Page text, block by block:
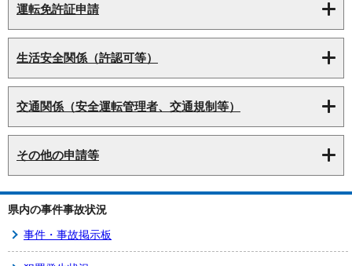
運転免許証申請
生活安全関係（許認可等）
交通関係（安全運転管理者、交通規制等）
その他の申請等
県内の事件事故状況
事件・事故掲示板